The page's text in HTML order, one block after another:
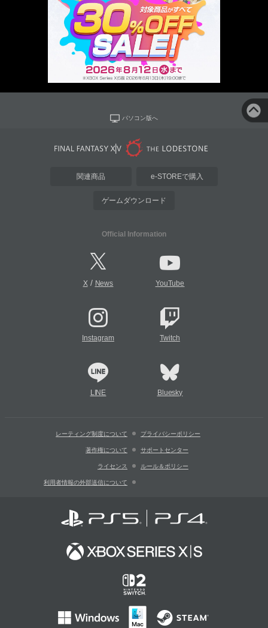
パソコン版へ
関連商品 e-STOREで購入
ゲームダウンロード
Official Information
X/ News YouTube
Instagram Twitch
LINE Bluesky
レーティング制度について プライバシーポリシー
著作権について サポートセンター
ライセンス ルール＆ポリシー
利用者情報の外部送信について